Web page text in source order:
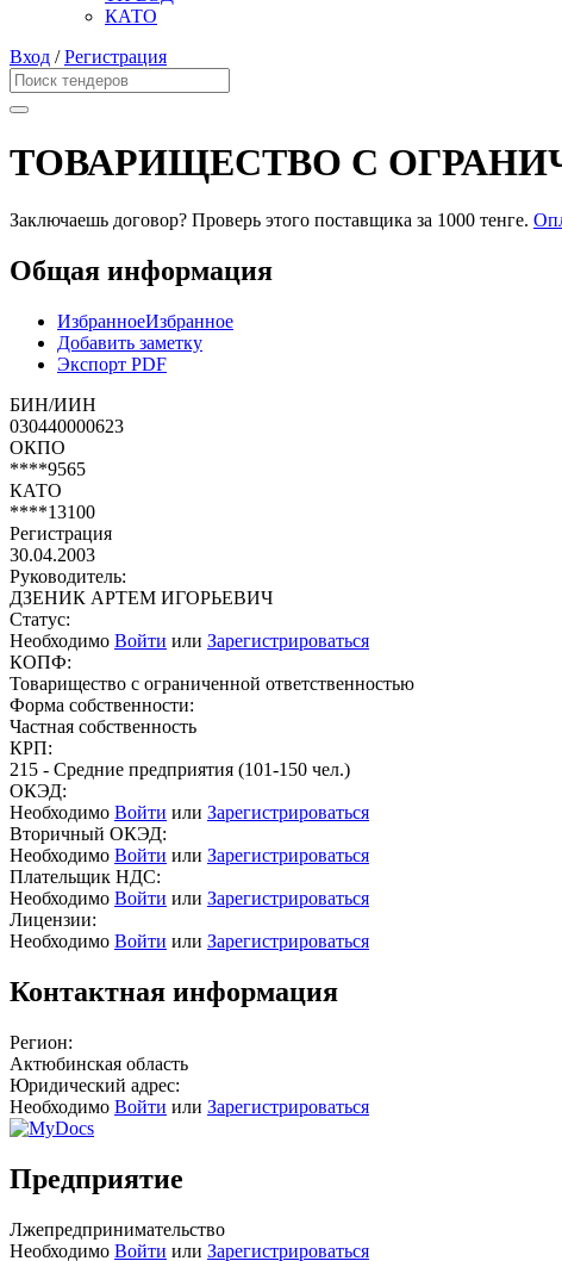
КАТО
Вход /Регистрация
ТОВАРИЩЕСТВО С
Заключаешь договор? Проверь этого поставщика за 1000 тенге.
Общая информация
ИзбранноеИзбранное
Добавить заметку
Экспорт PDF
БИН/ИИН
030440000623
ОКПО
****9565
КАТО
****13100
Регистрация
30.04.2003
Руководитель:
ДЗЕНИК АРТЕМ ИГОРЬЕВИЧ
Статус:
Необходимо Войти или Зарегистрироваться
КОПФ:
Товарищество с ограниченной ответственностью
Форма собственности:
Частная собственность
КРП:
215 - Средние предприятия (101-150 чел.)
ОКЭД:
Необходимо Войти или Зарегистрироваться
Вторичный ОКЭД:
Необходимо Войти или Зарегистрироваться
Плательщик НДС:
Необходимо Войти или Зарегистрироваться
Лицензии:
Необходимо Войти или Зарегистрироваться
Контактная информация
Регион:
Актюбинская область
Юридический адрес:
Необходимо Войти или Зарегистрироваться
Предприятие
Лжепредпринимательство
Необходимо Войти или Зарегистрироваться